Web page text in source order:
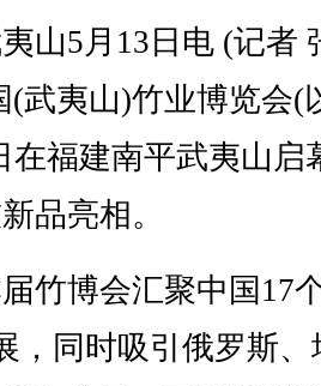
5月13日电 (记者
(武夷山)竹业博览会(
在福建南平武夷山启
品亮相。
博会汇聚中国17
，同时吸引俄罗斯、